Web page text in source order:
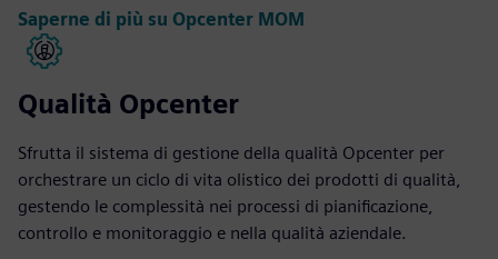
Saperne di più su Opcenter MOM
Qualità Opcenter
Sfrutta il sistema di gestione della qualità Opcenter per
orchestrare un ciclo di vita olistico dei prodotti di qualità,
gestendo le complessità nei processi di pianificazione,
controllo e monitoraggio e nella qualità aziendale.